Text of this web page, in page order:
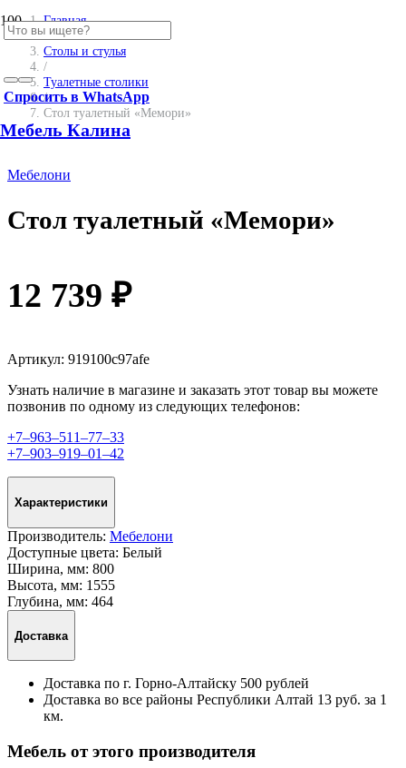
Спросить в WhatsApp
Мебель Калина
Главная
/
Столы и стулья
/
Туалетные столики
/
Стол туалетный «Мемори»
Мебелони
Стол туалетный «Мемори»
12 739 ₽
Артикул: 919100c97afe
Узнать наличие в магазине и заказать этот товар вы можете
позвонив по одному из следующих телефонов:
+7‒963‒511‒77‒33
+7‒903‒919‒01‒42
Характеристики
Производитель: Мебелони
Доступные цвета: Белый
Ширина, мм: 800
Высота, мм: 1555
Глубина, мм: 464
Доставка
Доставка по г. Горно-Алтайску 500 рублей
Доставка во все районы Республики Алтай 13 руб. за 1
км.
Мебель от этого производителя